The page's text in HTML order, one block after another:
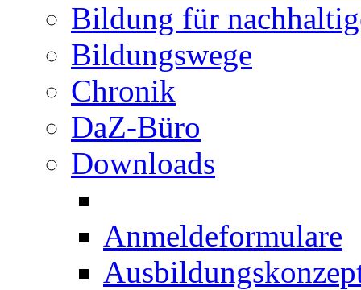
Bildung für
Bildungswege
Chronik
DaZ-Büro
Downloads
Anmeldeformulare